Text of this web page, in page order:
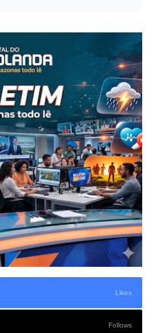
Likes
Follows